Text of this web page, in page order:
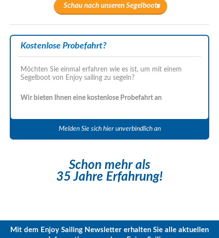
Schau nach unseren Segelboote
Kostenlose Probefahrt?
Möchten Sie einmal erfahren wie es ist, um mit einem
Segelboot von Enjoy sailing zu segeln?
Wir bieten Ihnen eine kostenlose Probefahrt an
Melden Sie sich hier unverbindlich an
Schon mehr als
35 Jahre Erfahrung!
Mit dem Enjoy Sailing Newsletter erhalten Sie alle aktuellen